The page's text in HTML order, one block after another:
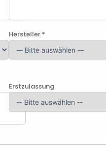
Hersteller *
Erstzulassung